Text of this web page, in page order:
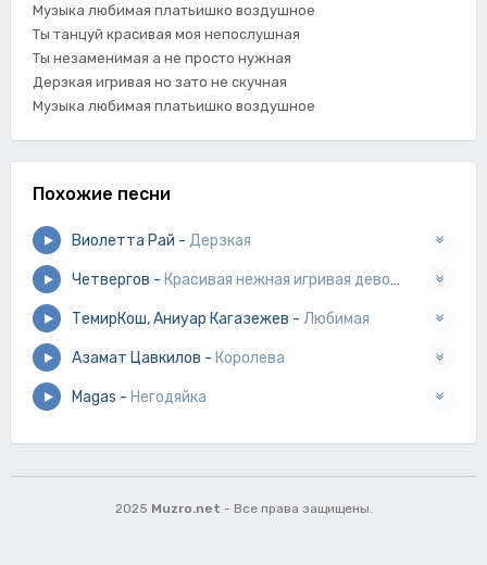
Музыка любимая платьишко воздушное
Ты танцуй красивая моя непослушная
Ты незаменимая а не просто нужная
Дерзкая игривая но зато не скучная
Музыка любимая платьишко воздушное
Похожие песни
Виолетта Рай - Дерзкая
Четвергов - Красивая нежная игривая девочка ревнивая
ТемирКош, Аниуар Кагазежев - Любимая
Азамат Цавкилов - Королева
Magas - Негодяйка
2025 Muzro.net - Все права защищены.